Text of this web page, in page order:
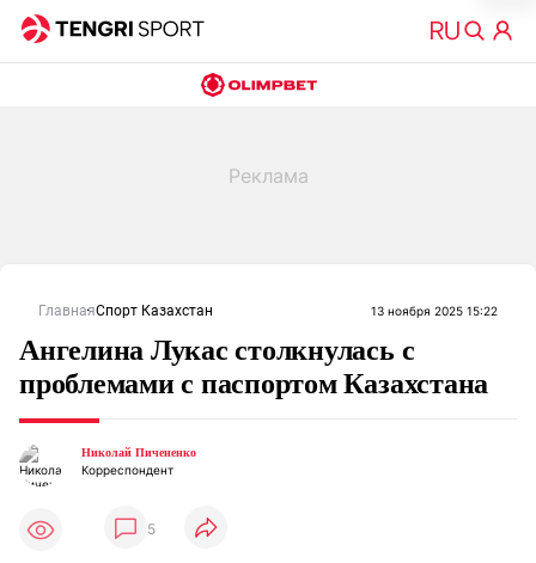
ГлавнаяСпорт Казахстан 13 ноября 2025 15:22
Ангелина Лукас столкнулась с
проблемами с паспортом Казахстана
Николай Пичененко
Корреспондент
5